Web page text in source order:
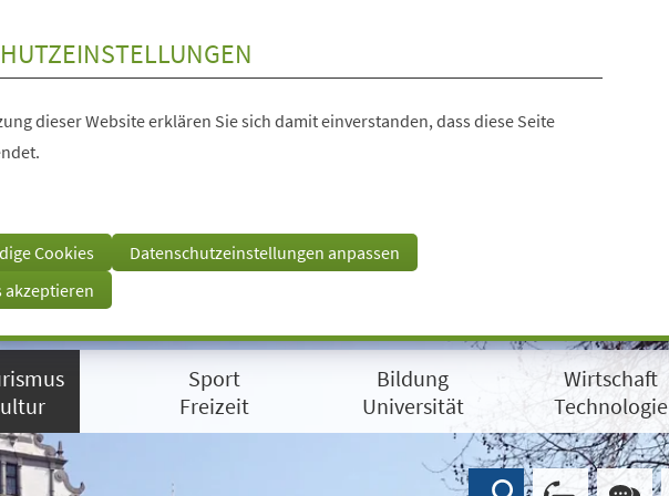
dieser Website erklären Sie sich damit einverstanden, dass diese Seite
Cookies
Datenschutzeinstellungen anpassen
akzeptieren
Sport
Freizeit
Bildung
Universität
Wirtschaft
Technologie